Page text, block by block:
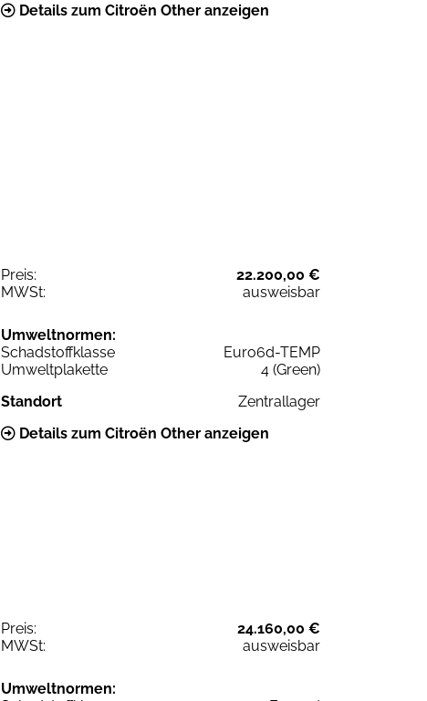
Details zum Citroën Other anzeigen
Preis:
22.200,00 €
MWSt:
ausweisbar
Umweltnormen:
Schadstoffklasse
Euro6d-TEMP
Umweltplakette
4 (Green)
Standort
Zentrallager
Details zum Citroën Other anzeigen
Preis:
24.160,00 €
MWSt:
ausweisbar
Umweltnormen: